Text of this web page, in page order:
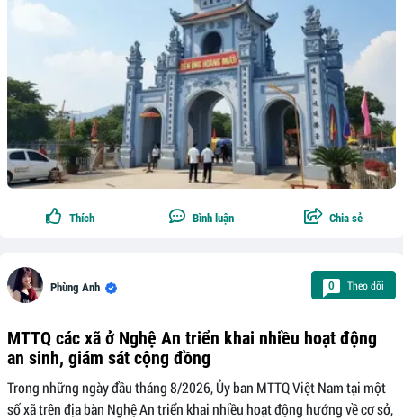
Thích Bình luận Chia sẻ
Phùng Anh 0 Theo dõi
MTTQ các xã ở Nghệ An triển khai nhiều hoạt động
an sinh, giám sát cộng đồng
Trong những ngày đầu tháng 8/2026, Ủy ban MTTQ Việt Nam tại một
số xã trên địa bàn Nghệ An triển khai nhiều hoạt động hướng về cơ sở,